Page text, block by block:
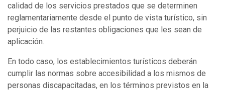
calidad de los servicios prestados que se determinen
reglamentariamente desde el punto de vista turístico, sin
perjuicio de las restantes obligaciones que les sean de
aplicación.
En todo caso, los establecimientos turísticos deberán
cumplir las normas sobre accesibilidad a los mismos de
personas discapacitadas, en los términos previstos en la